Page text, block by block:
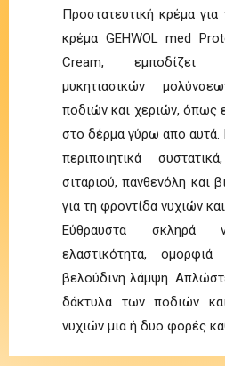
Προστατευτική κρέμα
κρέμα GEHWOL med
Cream, εμποδίζει
μυκητιασικών
ποδιών και χεριών, όπως
στο δέρμα γύρω απο αυτά.
περιποιητικά
σιταριού, πανθενόλη και
για τη φροντίδα νυχιών
Εύθραυστα σκληρά
ελαστικότητα,
βελούδινη λάμψη.
δάκτυλα των ποδιών
νυχιών μια ή δυο φορές